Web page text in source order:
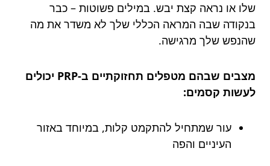
שלו או נראה קצת יבש. במילים פשוטות – כבר
בנקודה שבה המראה הכללי שלך לא משדר את מה
שהנפש שלך מרגישה.
מצבים שבהם מטפלים תחזוקתיים ב-PRP יכולים
לעשות קסמים:
עור שמתחיל להתקמט קלות, במיוחד באזור
העיניים והפה